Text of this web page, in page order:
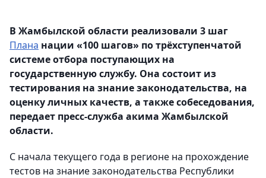
В Жамбылской области реализовали 3 шаг
Плана нации «100 шагов» по трёхступенчатой
системе отбора поступающих на
государственную службу. Она состоит из
тестирования на знание законодательства, на
оценку личных качеств, а также собеседования,
передает пресс-служба акима Жамбылской
области.
С начала текущего года в регионе на прохождение
тестов на знание законодательства Республики